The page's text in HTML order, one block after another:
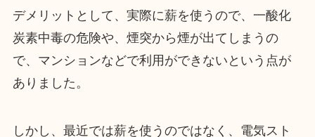
デメリットとして、実際に薪を使うので、一酸化
炭素中毒の危険や、煙突から煙が出てしまうの
で、マンションなどで利用ができないという点が
ありました。
しかし、最近では薪を使うのではなく、電気スト